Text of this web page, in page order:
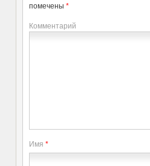
помечены *
Комментарий
Имя *